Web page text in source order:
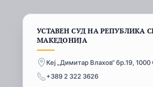
УСТАВЕН СУД НА РЕПУБЛИКА
МАКЕДОНИЈА
Кеј „Димитар Влахов“ бр.19, 1000
+389 2 322 3626